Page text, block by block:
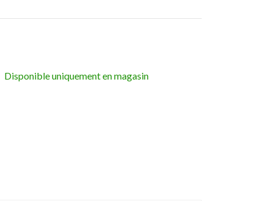
Disponible uniquement en magasin